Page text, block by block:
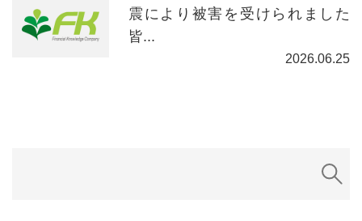
震により被害を受けられました
皆...
2026.06.25